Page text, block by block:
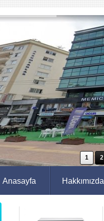
1 2
Anasayfa Hakkımızda